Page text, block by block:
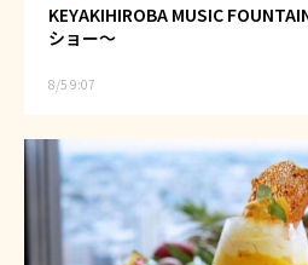
KEYAKIHIROBA MUSIC
ショー～
8/5 9:07